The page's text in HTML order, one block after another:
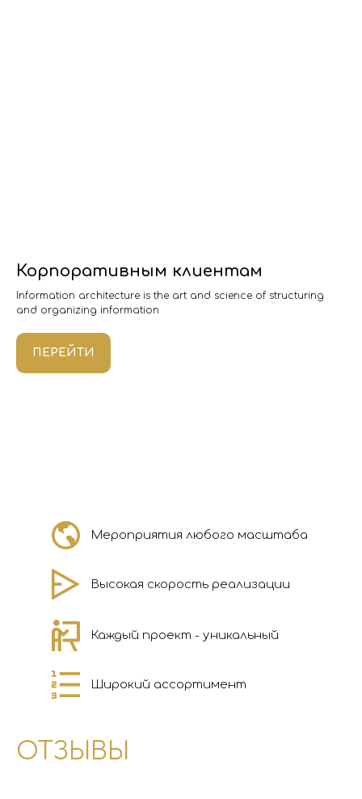
Корпоративным клиентам
Information architecture is the art and science of structuring
and organizing information
ПЕРЕЙТИ
Мероприятия любого масштаба
Каждый проект - уникальный
Высокая скорость реализации
Широкий ассортимент
ОТЗЫВЫ